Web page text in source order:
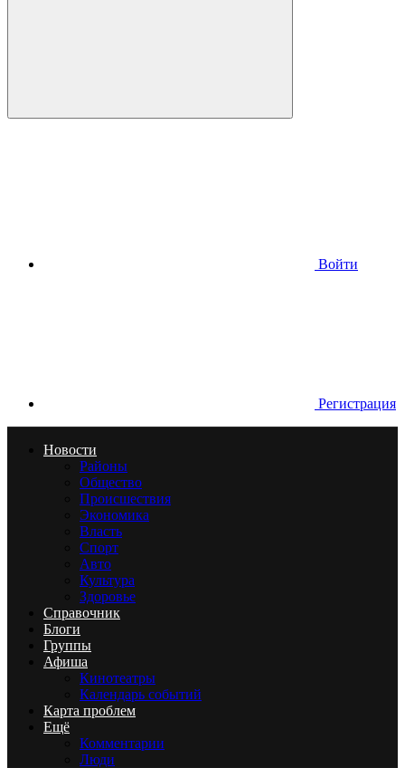
Войти
Регистрация
Новости
Районы
Общество
Происшествия
Экономика
Власть
Спорт
Авто
Культура
Здоровье
Справочник
Блоги
Группы
Афиша
Кинотеатры
Календарь событий
Карта проблем
Ещё
Комментарии
Люди